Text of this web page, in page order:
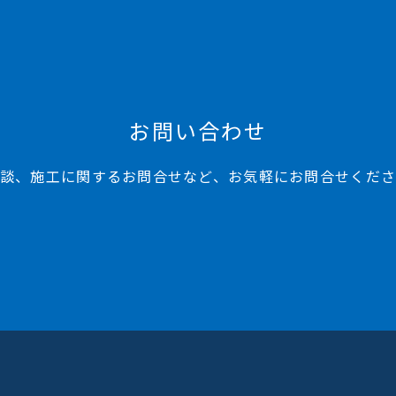
お問い合わせ
、施工に関するお問合せなど、お気軽にお問合せくだ